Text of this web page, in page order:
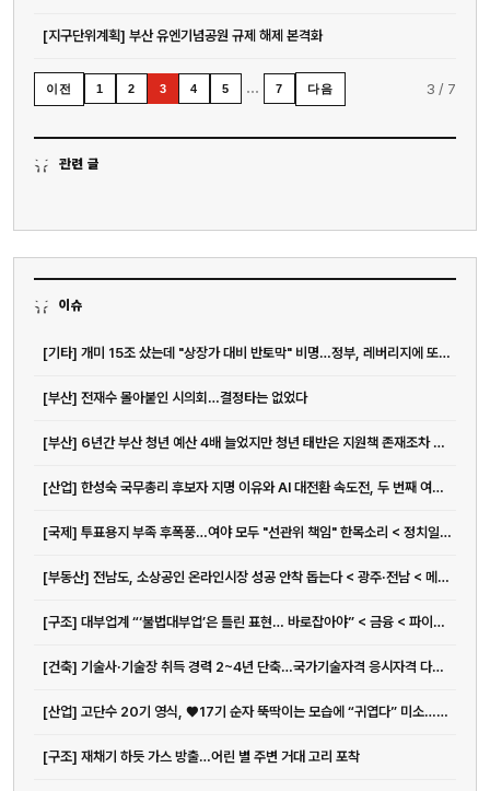
[지구단위계획] 부산 유엔기념공원 규제 해제 본격화
이전 1 2 3 4 5 … 7 다음 3 / 7
관련 글
이슈
[기타] 개미 15조 샀는데 "상장가 대비 반토막" 비명…정부, 레버리지에 또 경고장
[부산] 전재수 몰아붙인 시의회…결정타는 없었다
[부산] 6년간 부산 청년 예산 4배 늘었지만 청년 태반은 지원책 존재조차 몰라
[산업] 한성숙 국무총리 후보자 지명 이유와 AI 대전환 속도전, 두 번째 여성 총리 가능성까지
[국제] 투표용지 부족 후폭풍…여야 모두 "선관위 책임" 한목소리 < 정치일반 < 정치 < 기사본문 - 일요서울i
[부동산] 전남도, 소상공인 온라인시장 성공 안착 돕는다 < 광주·전남 < 메트로 < 기사본문 - 뉴스워커
[구조] 대부업계 “‘불법대부업’은 틀린 표현… 바로잡아야” < 금융 < 파이낸스 < 기사본문 - IT조선
[건축] 기술사·기술장 취득 경력 2~4년 단축…국가기술자격 응시자격 다양화 | 아주경제
[산업] 고단수 20기 영식, ♥17기 순자 뚝딱이는 모습에 “귀엽다” 미소…설렘 폭발 (나솔사계)
[구조] 재채기 하듯 가스 방출…어린 별 주변 거대 고리 포착